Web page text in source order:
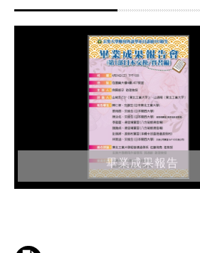
畢業成果報告